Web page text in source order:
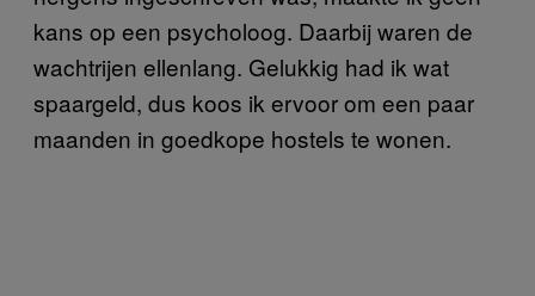
kans op een psycholoog. Daarbij waren de
wachtrijen ellenlang. Gelukkig had ik wat
spaargeld, dus koos ik ervoor om een paar
maanden in goedkope hostels te wonen.